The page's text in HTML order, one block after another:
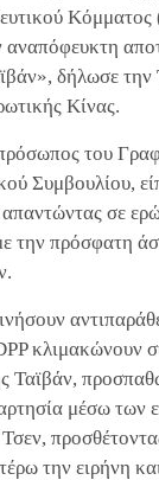
Κόμματος
αναπόφευκτη
δήλωσε την
Κίνας.
του
Συμβουλίου,
σε
την πρόσφατη
κλιμακώνουν
Ταϊβάν,
μέσω των
την ειρήνη